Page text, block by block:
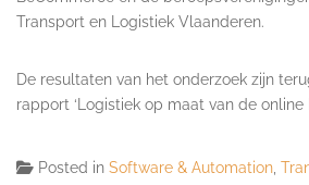
Transport en Logistiek Vlaanderen.
De resultaten van het onderzoek zijn
rapport ‘Logistiek op maat van de online
Posted in Software & Automation